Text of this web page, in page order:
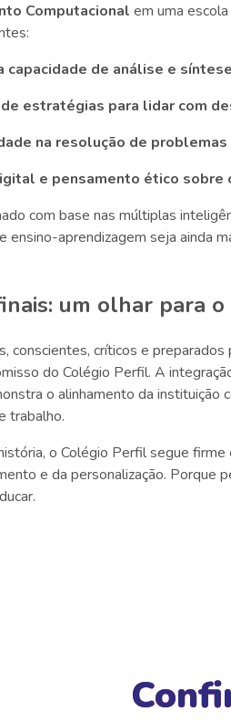
Computacional em uma
capacidade de análise e síntese
estratégias para lidar com
na resolução de problemas
e pensamento ético sobre
com base nas múltiplas
ensino-aprendizagem seja ainda
um olhar para
conscientes, críticos e
do Colégio Perfil. A
o alinhamento da instituição
trabalho.
o Colégio Perfil segue
e da personalização. Porque